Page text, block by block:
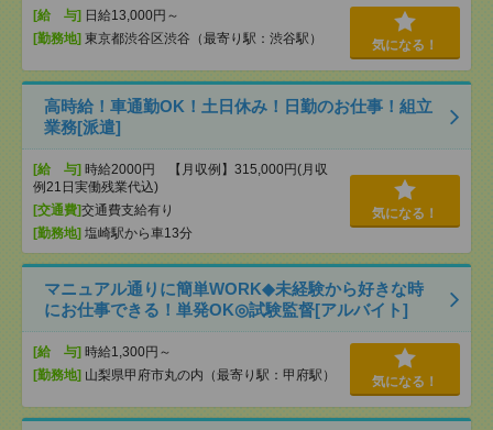
[給 与] 日給13,000円～
[勤務地] 東京都渋谷区渋谷（最寄り駅：渋谷駅） 気になる！
高時給！車通勤OK！土日休み！日勤のお仕事！組立
業務[派遣]
[給 与] 時給2000円 【月収例】315,000円(月収
例21日実働残業代込)
[交通費]交通費支給有り
[勤務地] 塩崎駅から車13分
気になる！
マニュアル通りに簡単WORK◆未経験から好きな時
にお仕事できる！単発OK◎試験監督[アルバイト]
[給 与] 時給1,300円～
[勤務地] 山梨県甲府市丸の内（最寄り駅：甲府駅） 気になる！